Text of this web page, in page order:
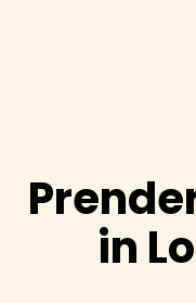
in